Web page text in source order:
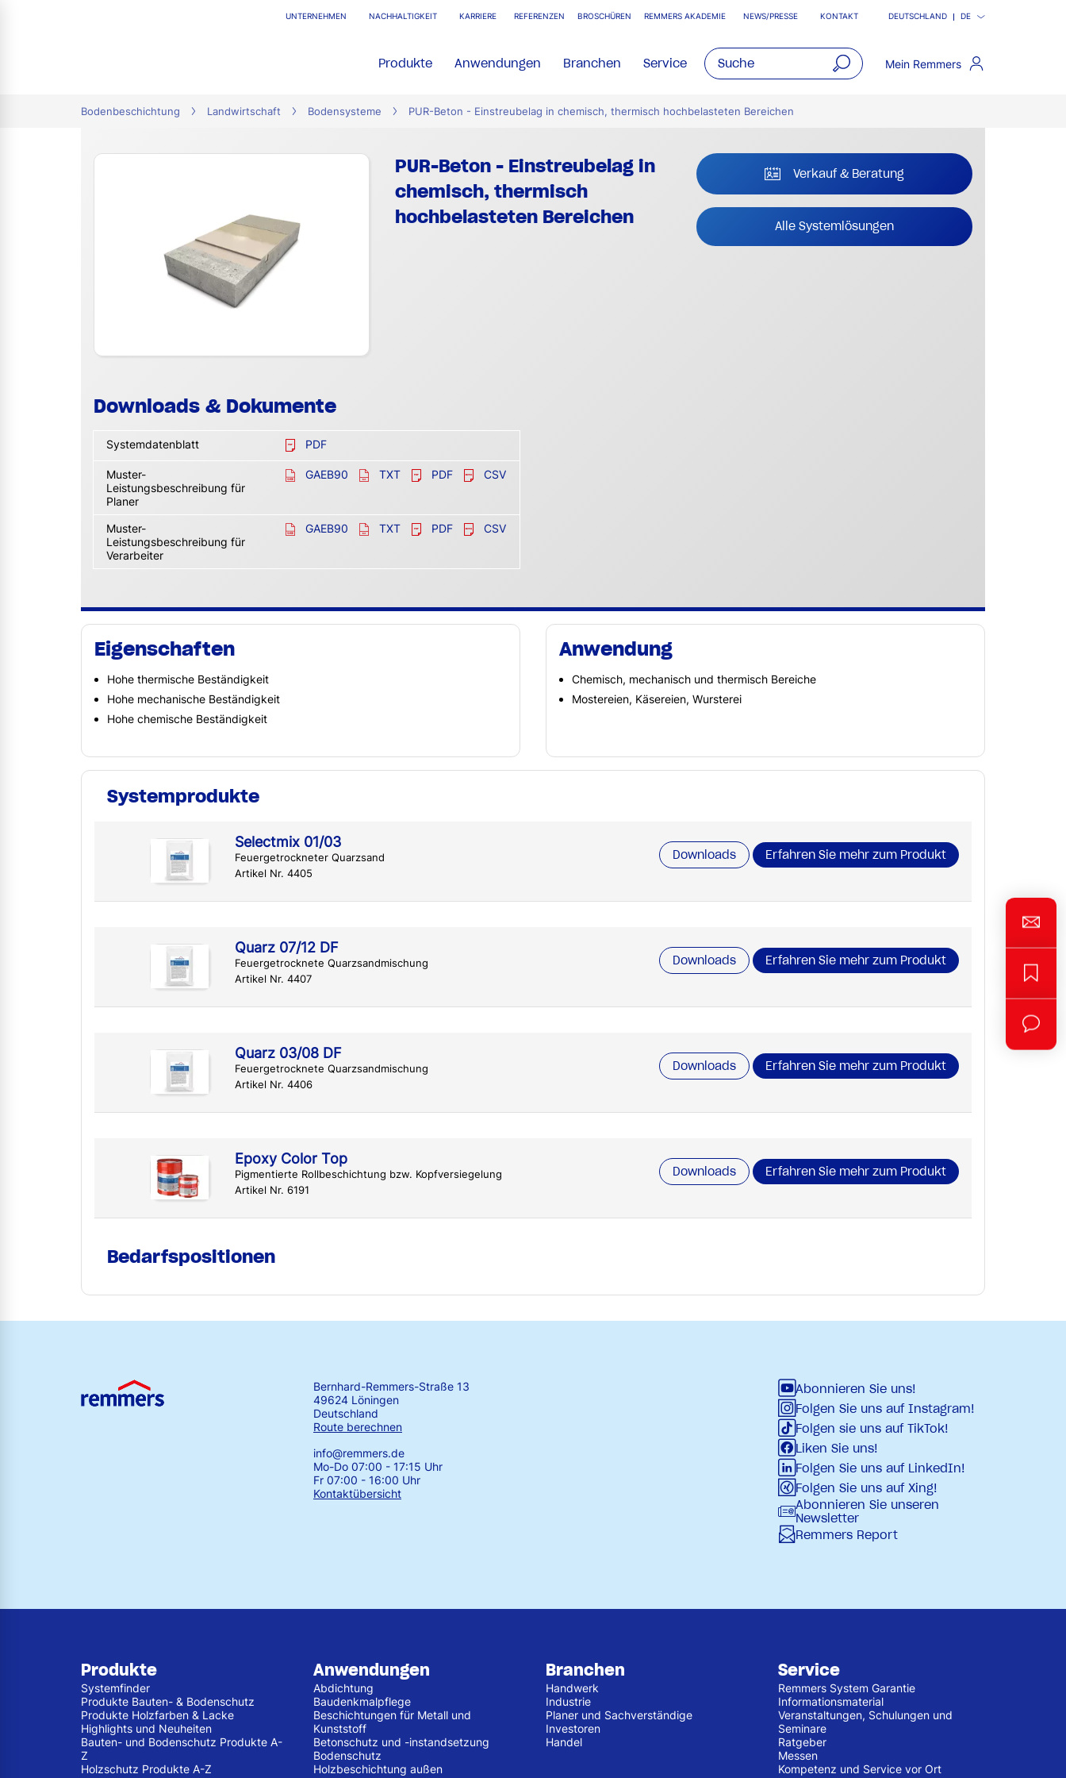
UNTERNEHMEN NACHHALTIGKEIT KARRIERE REFERENZEN BROSCHÜREN REMMERS AKADEMIE NEWS/PRESSE KONTAKT DEUTSCHLAND DE
Produkte Anwendungen Branchen Service Mein Remmers
Bodenbeschichtung Landwirtschaft Bodensysteme PUR-Beton - Einstreubelag in chemisch, thermisch hochbelasteten Bereichen
PUR-Beton - Einstreubelag in
chemisch, thermisch
hochbelasteten Bereichen
Downloads & Dokumente
Systemdatenblatt PDF
Muster-
Leistungsbeschreibung für
Planer
GAEB90 TXT PDF CSV
Muster-
Leistungsbeschreibung für
Verarbeiter
GAEB90 TXT PDF CSV
Verkauf & Beratung
Alle Systemlösungen
Eigenschaften
Hohe thermische Beständigkeit
Hohe mechanische Beständigkeit
Hohe chemische Beständigkeit
Anwendung
Chemisch, mechanisch und thermisch Bereiche
Mostereien, Käsereien, Wursterei
Systemprodukte
Selectmix 01/03
Feuergetrockneter Quarzsand
Artikel Nr. 4405
Downloads Erfahren Sie mehr zum Produkt
Quarz 07/12 DF
Feuergetrocknete Quarzsandmischung
Artikel Nr. 4407
Downloads Erfahren Sie mehr zum Produkt
Quarz 03/08 DF
Feuergetrocknete Quarzsandmischung
Artikel Nr. 4406
Downloads Erfahren Sie mehr zum Produkt
Epoxy Color Top
Pigmentierte Rollbeschichtung bzw. Kopfversiegelung
Artikel Nr. 6191
Downloads Erfahren Sie mehr zum Produkt
Bedarfspositionen
Bernhard-Remmers-Straße 13
49624 Löningen
Deutschland
Route berechnen
info@remmers.de
Mo-Do 07:00 - 17:15 Uhr
Fr 07:00 - 16:00 Uhr
Kontaktübersicht
Abonnieren Sie uns!
Folgen Sie uns auf Instagram!
Folgen sie uns auf TikTok!
Liken Sie uns!
Folgen Sie uns auf LinkedIn!
Folgen Sie uns auf Xing!
Abonnieren Sie unseren
Newsletter
Remmers Report
Produkte
Systemfinder
Produkte Bauten- & Bodenschutz
Produkte Holzfarben & Lacke
Highlights und Neuheiten
Bauten- und Bodenschutz Produkte A-
Z
Holzschutz Produkte A-Z
Anwendungen
Abdichtung
Baudenkmalpflege
Beschichtungen für Metall und
Kunststoff
Betonschutz und -instandsetzung
Bodenschutz
Holzbeschichtung außen
Branchen
Handwerk
Industrie
Planer und Sachverständige
Investoren
Handel
Service
Remmers System Garantie
Informationsmaterial
Veranstaltungen, Schulungen und
Seminare
Ratgeber
Messen
Kompetenz und Service vor Ort